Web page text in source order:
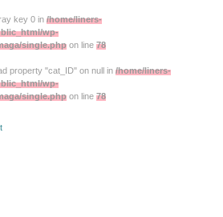
key 0 in /home/liners-
wp-
single.php on line 78
property "cat_ID" on null in /home/liners-
wp-
single.php on line 78